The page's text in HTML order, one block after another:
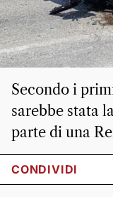
Secondo i
sarebbe stata
parte di una
CONDIVIDI